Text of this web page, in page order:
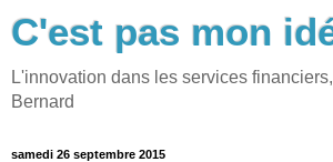
C'est pas mon
L'innovation dans les services
Bernard
samedi 26 septembre 2015